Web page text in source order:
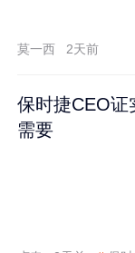
莫一西 2天前
保时捷CEO证
需要